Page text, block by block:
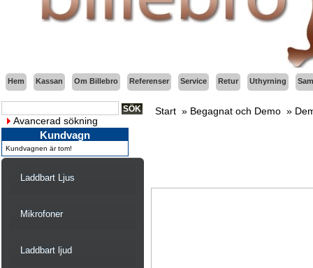
Hem Kassan Om Billebro Referenser Service Retur Uthyrning
Avancerad sökning
Kundvagn
Kundvagnen är tom!
Laddbart Ljus
Mikrofoner
Laddbart ljud
Start » Begagnat och Demo »